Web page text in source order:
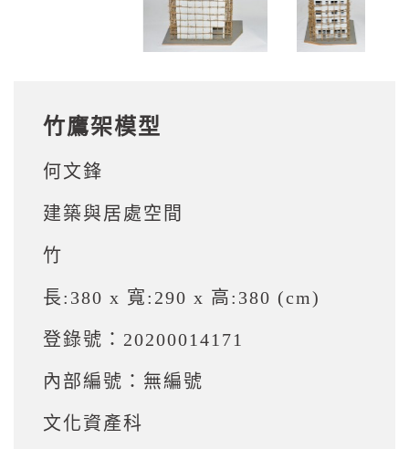
竹鷹架模型
何文鋒
建築與居處空間
竹
長:380 x 寬:290 x 高:380 (cm)
登錄號：20200014171
內部編號：無編號
文化資產科